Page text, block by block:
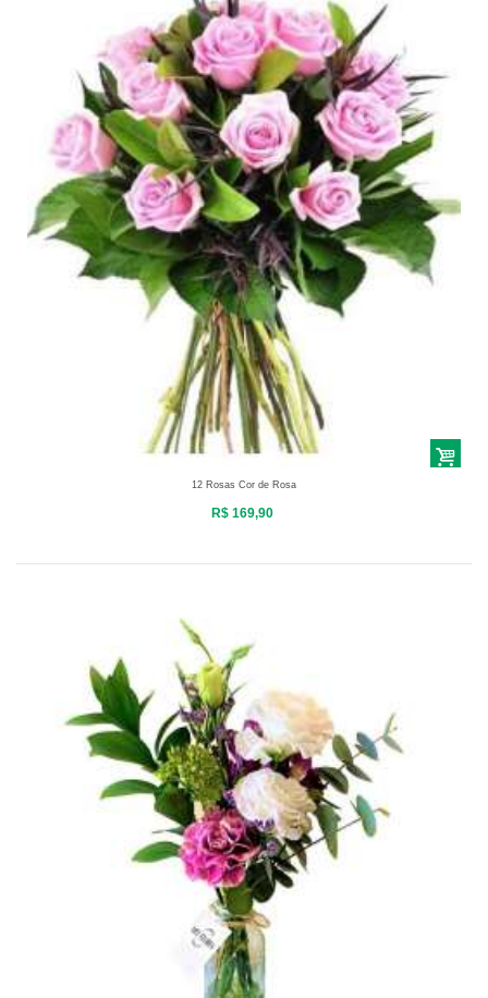
12 Rosas Cor de Rosa
R$ 169,90